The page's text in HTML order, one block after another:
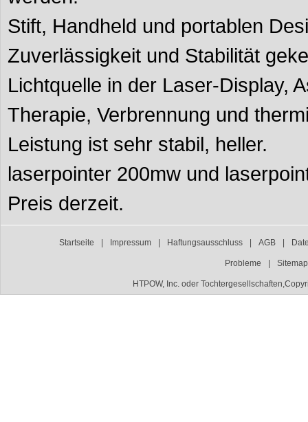
Stift, Handheld und portablen
Zuverlässigkeit und Stabilität
Lichtquelle in der Laser-Display,
Therapie, Verbrennung und
Leistung ist sehr stabil, heller.
laserpointer 200mw und
Preis derzeit.
Startseite Impressum Haftungsausschluss AGB
Probleme Sitemap
HTPOW, Inc. oder